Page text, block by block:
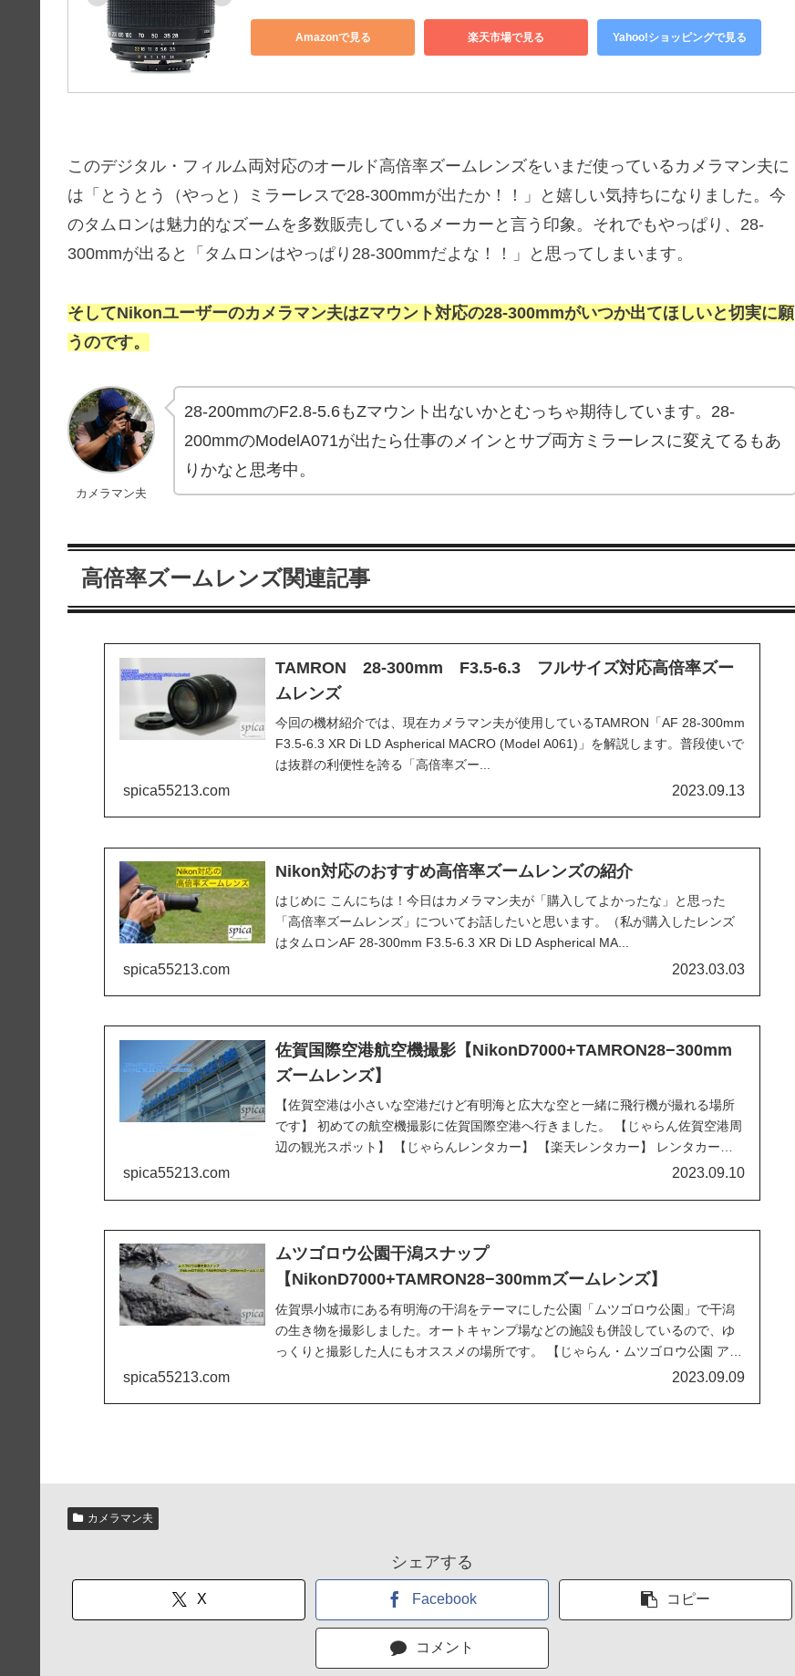
Amazonで見る 楽天市場で見る Yahoo!ショッピングで見る
このデジタル・フィルム両対応のオールド高倍率ズームレンズをいまだ使っているカメラマン夫に
は「とうとう（やっと）ミラーレスで28-300mmが出たか！！」と嬉しい気持ちになりました。今
のタムロンは魅力的なズームを多数販売しているメーカーと言う印象。それでもやっぱり、28-
300mmが出ると「タムロンはやっぱり28-300mmだよな！！」と思ってしまいます。
そしてNikonユーザーのカメラマン夫はZマウント対応の28-300mmがいつか出てほしいと切実に願
うのです。
カメラマン夫
28-200mmのF2.8-5.6もZマウント出ないかとむっちゃ期待しています。28-
200mmのModelA071が出たら仕事のメインとサブ両方ミラーレスに変えてるもあ
りかなと思考中。
高倍率ズームレンズ関連記事
TAMRON 28-300mm F3.5-6.3 フルサイズ対応高倍率ズー
ムレンズ
今回の機材紹介では、現在カメラマン夫が使用しているTAMRON「AF 28-300mm
F3.5-6.3 XR Di LD Aspherical MACRO (Model A061)」を解説します。普段使いで
は抜群の利便性を誇る「高倍率ズー...
spica55213.com 2023.09.13
Nikon対応のおすすめ高倍率ズームレンズの紹介
はじめに こんにちは！今日はカメラマン夫が「購入してよかったな」と思った
「高倍率ズームレンズ」についてお話したいと思います。（私が購入したレンズ
はタムロンAF 28-300mm F3.5-6.3 XR Di LD Aspherical MA...
spica55213.com 2023.03.03
佐賀国際空港航空機撮影【NikonD7000+TAMRON28−300mm
ズームレンズ】
【佐賀空港は小さいな空港だけど有明海と広大な空と一緒に飛行機が撮れる場所
です】 初めての航空機撮影に佐賀国際空港へ行きました。 【じゃらん佐賀空港周
辺の観光スポット】 【じゃらんレンタカー】 【楽天レンタカー】 レンタカーの
spica55213.com 2023.09.10
ムツゴロウ公園干潟スナップ
【NikonD7000+TAMRON28−300mmズームレンズ】
佐賀県小城市にある有明海の干潟をテーマにした公園「ムツゴロウ公園」で干潟
の生き物を撮影しました。オートキャンプ場などの施設も併設しているので、ゆ
っくりと撮影した人にもオススメの場所です。 【じゃらん・ムツゴロウ公園 アク
spica55213.com 2023.09.09
カメラマン夫
シェアする
X Facebook コピー
コメント